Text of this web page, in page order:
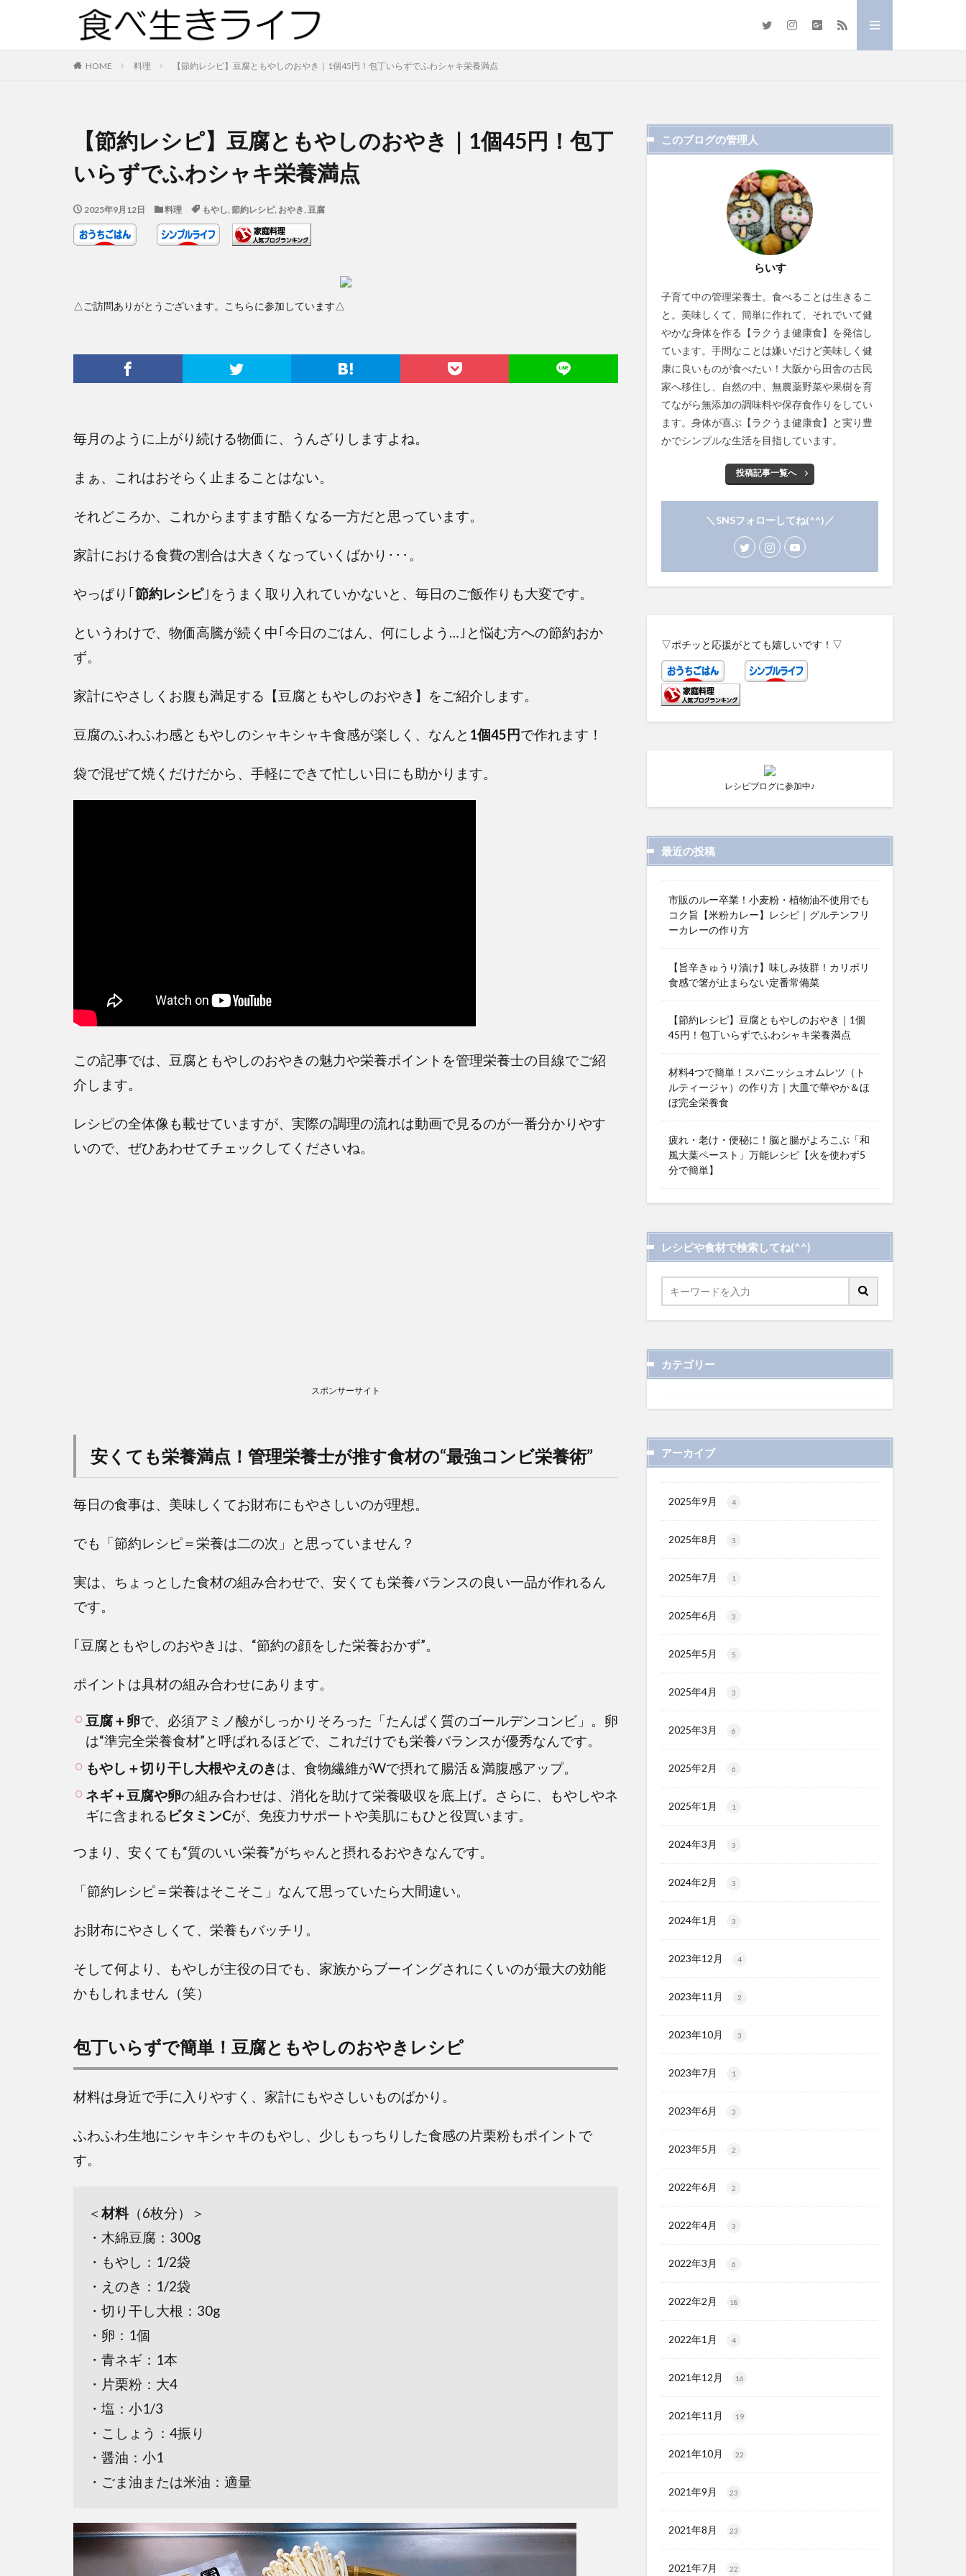
HOME 料理 【節約レシピ】豆腐ともやしのおやき｜1個45円！包丁いらずでふわシャキ栄養満点
【節約レシピ】豆腐ともやしのおやき｜1個45円！包丁
いらずでふわシャキ栄養満点
2025年9月12日 料理 もやし, 節約レシピ, おやき, 豆腐
△ご訪問ありがとうございます。こちらに参加しています△
毎月のように上がり続ける物価に、うんざりしますよね。
まぁ、これはおそらく止まることはない。
それどころか、これからますます酷くなる一方だと思っています。
家計における食費の割合は大きくなっていくばかり･･･。
やっぱり｢ 節約レシピ｣をうまく取り入れていかないと、毎日のご飯作りも大変です。
というわけで、物価高騰が続く中｢今日のごはん、何にしよう…｣と悩む方への節約おか
ず。
家計にやさしくお腹も満足する【豆腐ともやしのおやき】をご紹介します。
豆腐のふわふわ感ともやしのシャキシャキ食感が楽しく、なんと 1個45 円で作れます！
袋で混ぜて焼くだけだから、手軽にできて忙しい日にも助かります。
この記事では、豆腐ともやしのおやきの魅力や栄養ポイントを管理栄養士の目線でご紹
介します。
レシピの全体像も載せていますが、実際の調理の流れは動画で見るのが一番分かりやす
いので、ぜひあわせてチェックしてくださいね。
スポンサーサイト
安くても栄養満点！管理栄養士が推す食材の“最強コンビ栄養術”
毎日の食事は、美味しくてお財布にもやさしいのが理想。
でも「節約レシピ＝栄養は二の次」と思っていません？
実は、ちょっとした食材の組み合わせで、安くても栄養バランスの良い一品が作れるん
です。
｢豆腐ともやしのおやき｣は、“節約の顔をした栄養おかず”。
ポイントは具材の組み合わせにあります。
豆腐＋卵で、必須アミノ酸がしっかりそろった「たんぱく質のゴールデンコンビ」。卵
は“準完全栄養食材”と呼ばれるほどで、これだけでも栄養バランスが優秀なんです。
もやし＋切り干し大根やえのきは、食物繊維がWで摂れて腸活＆満腹感アップ。
ネギ＋豆腐や卵の組み合わせは、消化を助けて栄養吸収を底上げ。さらに、もやしやネ
ギに含まれる ビタミンCが、免疫力サポートや美肌にもひと役買います。
つまり、安くても“質のいい栄養”がちゃんと摂れるおやきなんです。
「節約レシピ＝栄養はそこそこ」なんて思っていたら大間違い。
お財布にやさしくて、栄養もバッチリ。
そして何より、もやしが主役の日でも、家族からブーイングされにくいのが最大の効能
かもしれません（笑）
包丁いらずで簡単！豆腐ともやしのおやきレシピ
材料は身近で手に入りやすく、家計にもやさしいものばかり。
ふわふわ生地にシャキシャキのもやし、少しもっちりした食感の片栗粉もポイントで
す。
＜材料（6枚分）＞
・木綿豆腐：300g
・もやし：1/2袋
・えのき：1/2袋
・切り干し大根：30g
・卵：1個
・青ネギ：1本
・片栗粉：大4
・塩：小1/3
・こしょう：4振り
・醤油：小1
・ごま油または米油：適量
このブログの管理人
らいす
子育て中の管理栄養士。食べることは生きるこ
と。美味しくて、簡単に作れて、それでいて健
やかな身体を作る【ラクうま健康食】を発信し
ています。手間なことは嫌いだけど美味しく健
康に良いものが食べたい！大阪から田舎の古民
家へ移住し、自然の中、無農薬野菜や果樹を育
てながら無添加の調味料や保存食作りをしてい
ます。身体が喜ぶ【ラクうま健康食】と実り豊
かでシンプルな生活を目指しています。
投稿記事一覧へ
＼SNSフォローしてね(^^)／
▽ポチッと応援がとても嬉しいです！▽
レシピブログに参加中♪
最近の投稿
市販のルー卒業！小麦粉・植物油不使用でも
コク旨【米粉カレー】レシピ｜グルテンフリ
ーカレーの作り方
【旨辛きゅうり漬け】味しみ抜群！カリポリ
食感で箸が止まらない定番常備菜
【節約レシピ】豆腐ともやしのおやき｜1個
45円！包丁いらずでふわシャキ栄養満点
材料4つで簡単！スパニッシュオムレツ（ト
ルティージャ）の作り方｜大皿で華やか＆ほ
ぼ完全栄養食
疲れ・老け・便秘に！脳と腸がよろこぶ「和
風大葉ペースト」万能レシピ【火を使わず5
分で簡単】
レシピや食材で検索してね(^^)
カテゴリー
アーカイブ
2025年9月 4
2025年8月 3
2025年7月 1
2025年6月 3
2025年5月 5
2025年4月 3
2025年3月 6
2025年2月 6
2025年1月 1
2024年3月 3
2024年2月 3
2024年1月 3
2023年12月 4
2023年11月 2
2023年10月 3
2023年7月 1
2023年6月 3
2023年5月 2
2022年6月 2
2022年4月 3
2022年3月 6
2022年2月 18
2022年1月 4
2021年12月 16
2021年11月 19
2021年10月 22
2021年9月 23
2021年8月 23
2021年7月 22